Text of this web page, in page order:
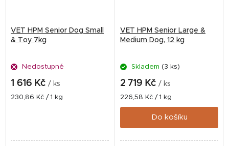
VET HPM Senior Dog Small
& Toy 7kg
Nedostupné
1 616 Kč / ks
Měrná
230,86 Kč / 1 kg
VET HPM Senior Large &
Medium Dog, 12 kg
Skladem (3 ks)
2 719 Kč / ks
Měrná
cena:
226,58 Kč / 1 kg
Do košíku